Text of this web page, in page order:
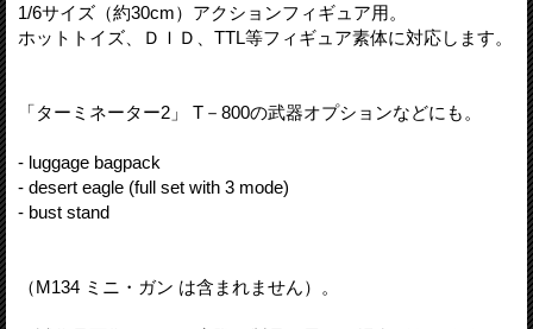
1/6サイズ（約30cm）アクションフィギュア用。
ホットトイズ、ＤＩＤ、TTL等フィギュア素体に対応します。
「ターミネーター2」 T－800の武器オプションなどにも。
- luggage bagpack
- desert eagle (full set with 3 mode)
- bust stand
（M134 ミニ・ガン は含まれません）。